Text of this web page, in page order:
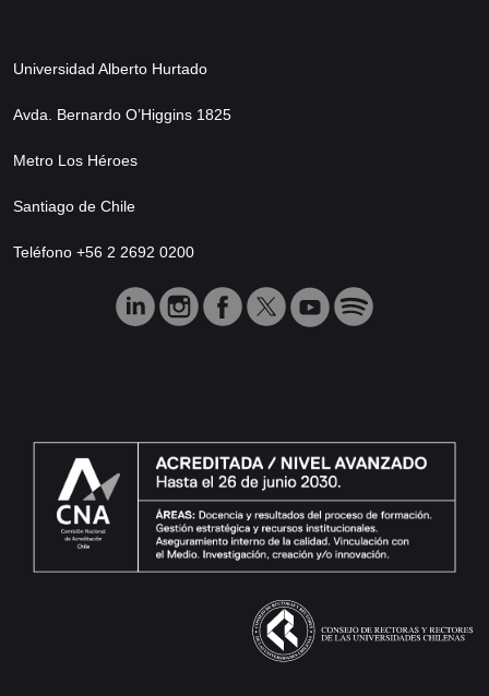
Universidad Alberto Hurtado
Avda. Bernardo O’Higgins 1825
Metro Los Héroes
Santiago de Chile
Teléfono +56 2 2692 0200